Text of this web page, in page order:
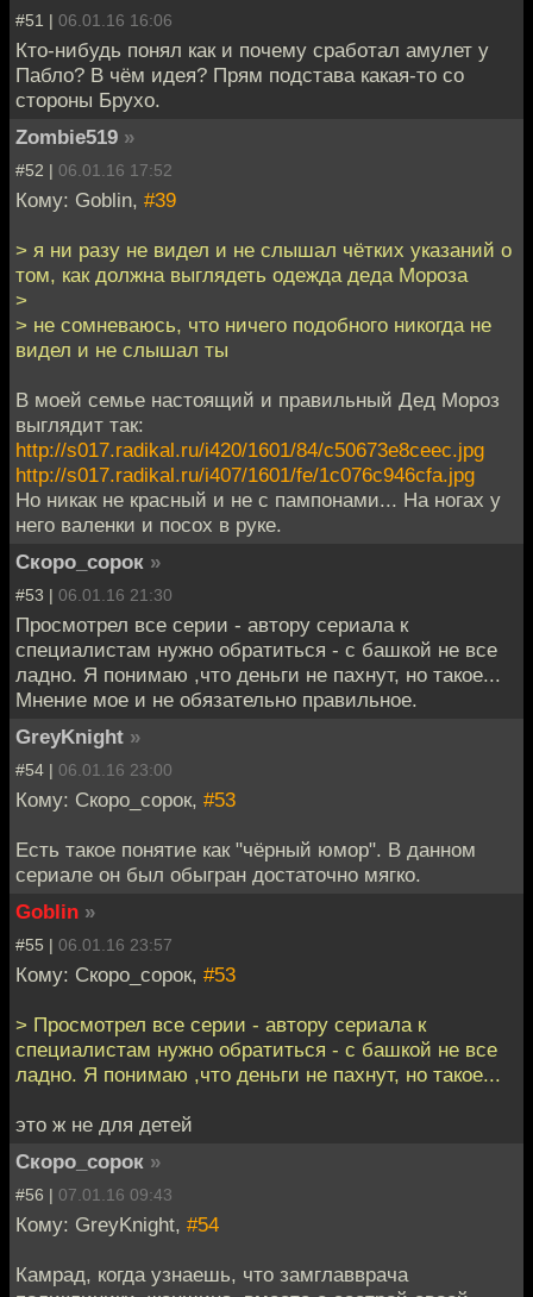
#51 | 06.01.16 16:06
Кто-нибудь понял как и почему сработал амулет у
Пабло? В чём идея? Прям подстава какая-то со
стороны Брухо.
Zombie519 »
#52 | 06.01.16 17:52
Кому: Goblin, #39
> я ни разу не видел и не слышал чётких указаний о
том, как должна выглядеть одежда деда Мороза
>
> не сомневаюсь, что ничего подобного никогда не
видел и не слышал ты
В моей семье настоящий и правильный Дед Мороз
выглядит так:
http://s017.radikal.ru/i420/1601/84/c50673e8ceec.jpg
http://s017.radikal.ru/i407/1601/fe/1c076c946cfa.jpg
Но никак не красный и не с пампонами... На ногах у
него валенки и посох в руке.
Скоро_сорок »
#53 | 06.01.16 21:30
Просмотрел все серии - автору сериала к
специалистам нужно обратиться - с башкой не все
ладно. Я понимаю ,что деньги не пахнут, но такое...
Мнение мое и не обязательно правильное.
GreyKnight »
#54 | 06.01.16 23:00
Кому: Скоро_сорок, #53
Есть такое понятие как "чёрный юмор". В данном
сериале он был обыгран достаточно мягко.
Goblin »
#55 | 06.01.16 23:57
Кому: Скоро_сорок, #53
> Просмотрел все серии - автору сериала к
специалистам нужно обратиться - с башкой не все
ладно. Я понимаю ,что деньги не пахнут, но такое...
это ж не для детей
Скоро_сорок »
#56 | 07.01.16 09:43
Кому: GreyKnight, #54
Камрад, когда узнаешь, что замглавврача